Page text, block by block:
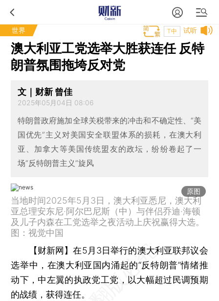
世界 试听
T中
澳大利亚工党选举大胜获连任 反特
朗普氛围拖垮反对党
文｜财新 曾佳
2025年05月04日 08:06
特朗普政府施加全球关税带来的冲击和不确定性、“美
国优先”主义对美国安全联盟体系的损耗，在澳大利
亚、加拿大等美国传统盟友的政坛，纷纷卷起了一
场“反特朗普主义”旋风
原图
当地时间2025年5月3日，澳大利亚悉尼，澳大利
亚总理安东尼·阿尔巴尼斯（中）与伴侣乔迪·海顿
及儿子内森在工党选举之夜活动上庆祝赢得大选。
图：视觉中国
【财新网】在5月3日举行的澳大利亚联邦议会
选举中，在澳大利亚国内涌起的“反特朗普”情绪推
动下，中左翼的执政党工党，以大幅超过民调预期
的战绩，获得连任。